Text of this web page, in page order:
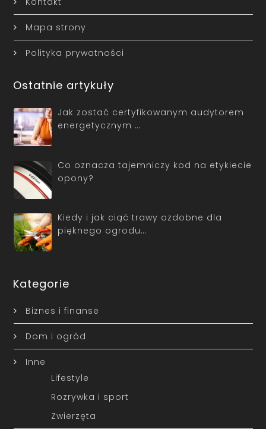
Mapa strony
Polityka prywatności
Ostatnie artykuły
Jak zostać certyfikowanym audytorem
energetycznym …
Co oznacza tajemniczy kod na etykiecie
opony?
Kiedy i jak ciąć trawy ozdobne dla
pięknego ogrodu…
Kategorie
Biznes i finanse
Dom i ogród
Inne
Lifestyle
Rozrywka i sport
Zwierzęta